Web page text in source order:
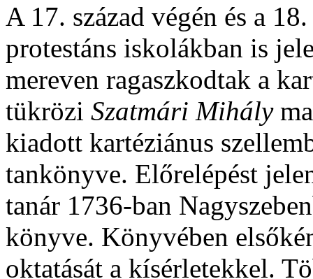
A 17. század végén és a
protestáns iskolákban is
mereven ragaszkodtak a
tükrözi Szatmári Mihály
kiadott kartéziánus
tankönyve. Előrelépést
tanár 1736-ban
könyve. Könyvében
oktatását a kísérletekkel.